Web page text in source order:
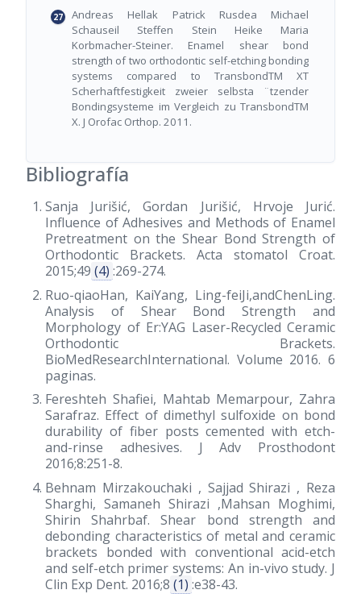
Andreas Hellak Patrick Rusdea Michael
Schauseil Steffen Stein Heike Maria
Korbmacher-Steiner. Enamel shear bond
strength of two orthodontic self-etching bonding
systems compared to TransbondTM XT
Scherhaftfestigkeit zweier selbsta ¨tzender
Bondingsysteme im Vergleich zu TransbondTM
X. J Orofac Orthop. 2011.
Bibliografía
Sanja Jurišić, Gordan Jurišić, Hrvoje Jurić.
Influence of Adhesives and Methods of Enamel
Pretreatment on the Shear Bond Strength of
Orthodontic Brackets. Acta stomatol Croat.
2015;49 (4) :269-274.
Ruo-qiaoHan, KaiYang, Ling-feiJi,andChenLing.
Analysis of Shear Bond Strength and
Morphology of Er:YAG Laser-Recycled Ceramic
Orthodontic Brackets.
BioMedResearchInternational. Volume 2016. 6
paginas.
Fereshteh Shafiei, Mahtab Memarpour, Zahra
Sarafraz. Effect of dimethyl sulfoxide on bond
durability of fiber posts cemented with etch-
and-rinse adhesives. J Adv Prosthodont
2016;8:251-8.
Behnam Mirzakouchaki , Sajjad Shirazi , Reza
Sharghi, Samaneh Shirazi ,Mahsan Moghimi,
Shirin Shahrbaf. Shear bond strength and
debonding characteristics of metal and ceramic
brackets bonded with conventional acid-etch
and self-etch primer systems: An in-vivo study. J
Clin Exp Dent. 2016;8 (1) :e38-43.